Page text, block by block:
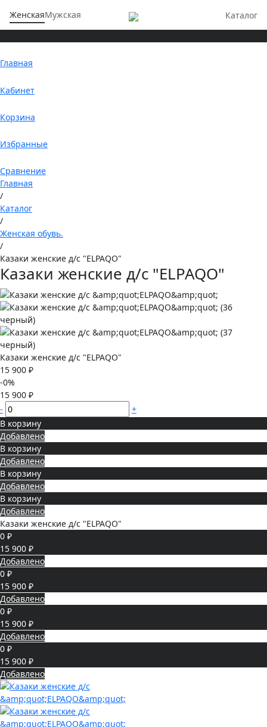
ЖенскаяМужская Каталог
Главная
Кабинет
Корзина
Избранные
Сравнение
Главная
/
Каталог
/
Женская обувь.
/
Казаки женские д/с "ELPAQO"
Казаки женские д/с "ELPAQO"
Казаки женские д/с "ELPAQO"
15 900 ₽
-0%
15 900 ₽
-
+
В корзину
Добавлено
В корзину
Добавлено
В корзину
Добавлено
В корзину
Добавлено
Казаки женские д/с "ELPAQO"
0 ₽
15 900 ₽
Добавлено
0 ₽
15 900 ₽
Добавлено
0 ₽
15 900 ₽
Добавлено
0 ₽
15 900 ₽
Добавлено